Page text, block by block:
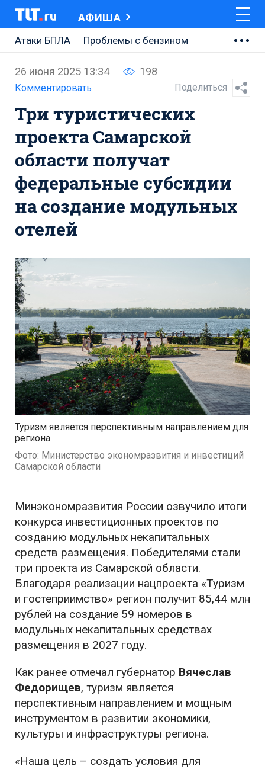
АФИША
Атаки БПЛА
Проблемы с бензином
Ремонт Центральной площади
Ремонт Обводного шоссе
Набережная Тольятти
Неделя Тольятти
26 июня 2025 13:34 198
Комментировать Поделиться
Три туристических
проекта Самарской
области получат
федеральные субсидии
на создание модульных
отелей
Туризм является перспективным направлением для
региона
Фото: Министерство экономразвития и инвестиций
Самарской области
Минэкономразвития России озвучило итоги
конкурса инвестиционных проектов по
созданию модульных некапитальных
средств размещения. Победителями стали
три проекта из Самарской области.
Благодаря реализации нацпроекта «Туризм
и гостеприимство» регион получит 85,44 млн
рублей на создание 59 номеров в
модульных некапитальных средствах
размещения в 2027 году.
Как ранее отмечал губернатор Вячеслав
Федорищев, туризм является
перспективным направлением и мощным
инструментом в развитии экономики,
культуры и инфраструктуры региона.
«Наша цель – создать условия для